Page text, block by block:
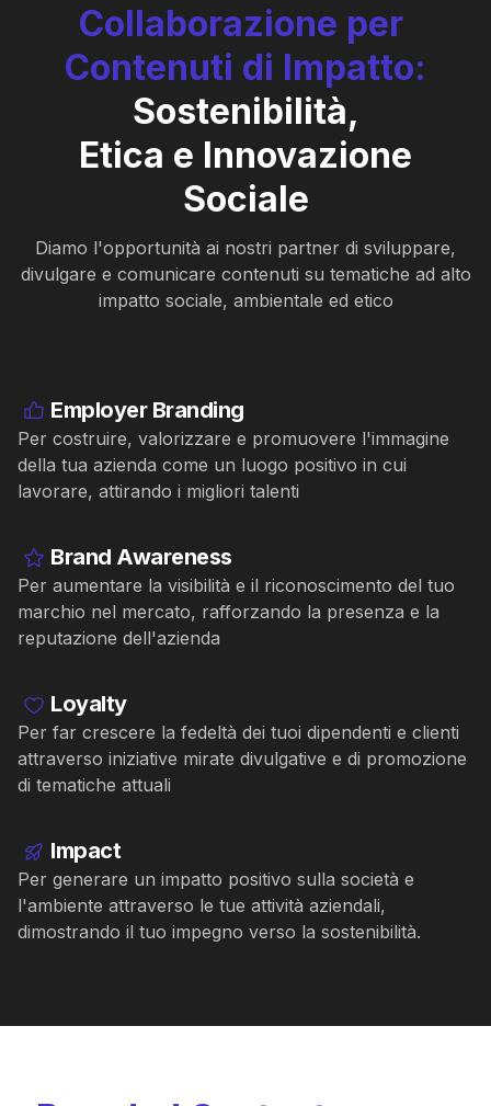
Collaborazione per
Contenuti di Impatto:
Sostenibilità,
Etica e Innovazione
Sociale
Diamo l'opportunità ai nostri partner di sviluppare,
divulgare e comunicare contenuti su tematiche ad alto
impatto sociale, ambientale ed etico
Employer Branding
Per costruire, valorizzare e promuovere l'immagine
della tua azienda come un luogo positivo in cui
lavorare, attirando i migliori talenti
Brand Awareness
Per aumentare la visibilità e il riconoscimento del tuo
marchio nel mercato, rafforzando la presenza e la
reputazione dell'azienda
Loyalty
Per far crescere la fedeltà dei tuoi dipendenti e clienti
attraverso iniziative mirate divulgative e di promozione
di tematiche attuali
Impact
Per generare un impatto positivo sulla società e
l'ambiente attraverso le tue attività aziendali,
dimostrando il tuo impegno verso la sostenibilità.